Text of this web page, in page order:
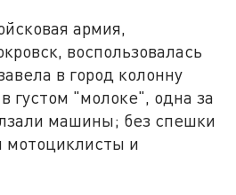
армия,
воспользовалась
в город колонну
густом "молоке", одна за
машины; без спешки
мотоциклисты и